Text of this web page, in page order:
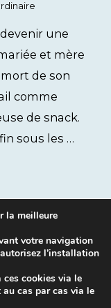
une
et mère
de son
comme
de snack.
sous les …
la meilleure
votre navigation
l’installation
ces cookies via le
cas par cas via le